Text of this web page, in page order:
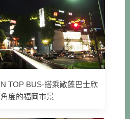
TOP BUS-搭乘敞蓬巴士欣
度的福岡市景